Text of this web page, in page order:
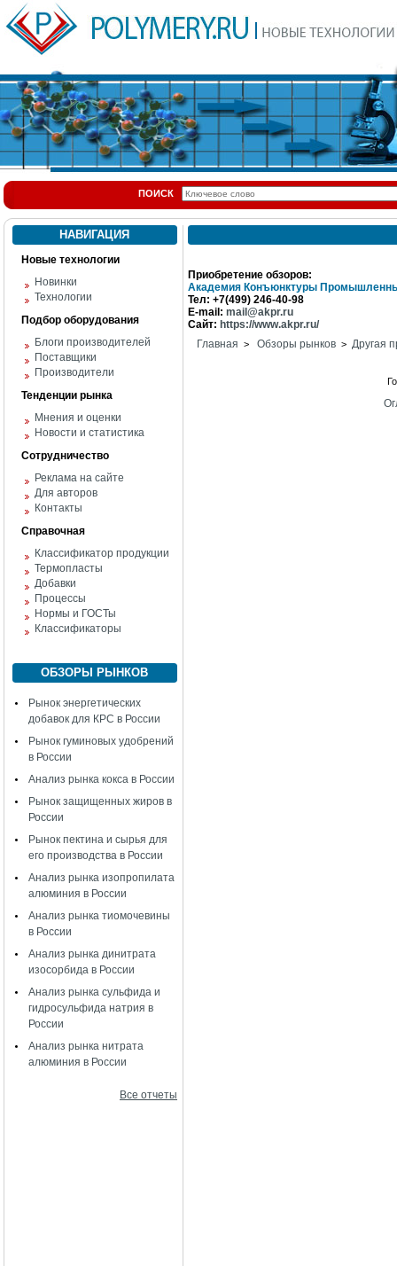
ПОИСК
НАВИГАЦИЯ
Новые технологии
Новинки
Технологии
Подбор оборудования
Блоги производителей
Поставщики
Производители
Тенденции рынка
Мнения и оценки
Новости и статистика
Сотрудничество
Реклама на сайте
Для авторов
Контакты
Справочная
Классификатор продукции
Термопласты
Добавки
Процессы
Нормы и ГОСТы
Классификаторы
ОБЗОРЫ РЫНКОВ
Рынок энергетических
добавок для КРС в России
Рынок гуминовых удобрений
в России
Анализ рынка кокса в России
Рынок защищенных жиров в
России
Рынок пектина и сырья для
его производства в России
Анализ рынка изопропилата
алюминия в России
Анализ рынка тиомочевины
в России
Анализ рынка динитрата
изосорбида в России
Анализ рынка сульфида и
гидросульфида натрия в
России
Анализ рынка нитрата
алюминия в России
Все отчеты
Приобретение обзоров:
Академия Конъюнктуры
Тел: +7(499) 246-40-98
E-mail: mail@akpr.ru
Сайт: https://www.akpr.ru/
Главная > Обзоры рынков > Другая